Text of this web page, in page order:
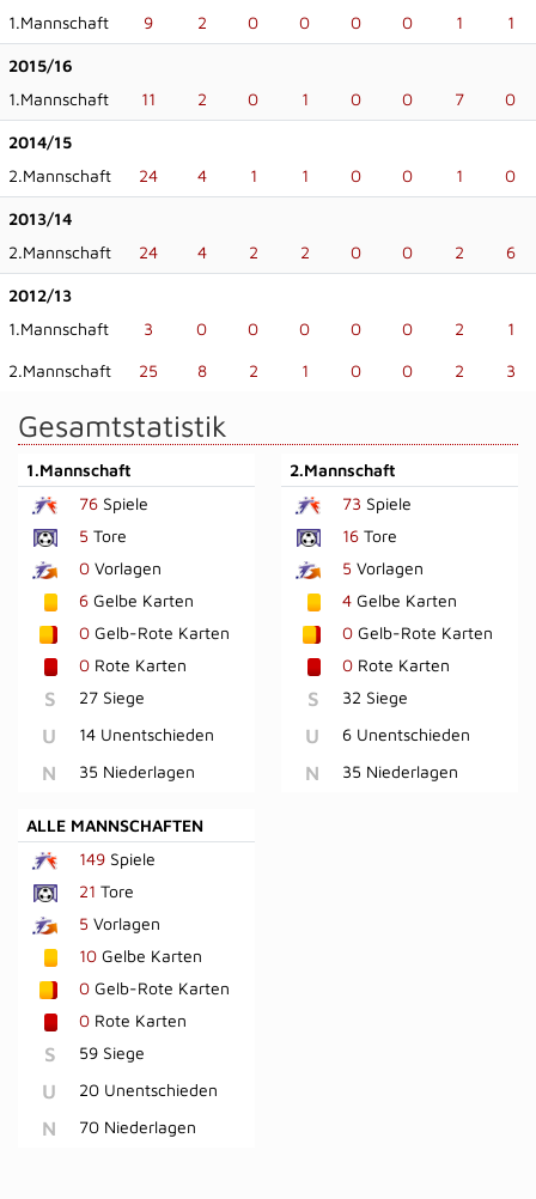
1.Mannschaft
9 2 0 0 0 0 1 1
2015/16
1.Mannschaft
11 2 0 1 0 0 7 0
2014/15
2.Mannschaft
24 4 1 1 0 0 1 0
2013/14
2.Mannschaft
24 4 2 2 0 0 2 6
2012/13
1.Mannschaft
3 0 0 0 0 0 2 1
2.Mannschaft 25 8 2 1 0 0 2 3
Gesamtstatistik
1.Mannschaft
76 Spiele
5 Tore
0 Vorlagen
6 Gelbe Karten
0 Gelb-Rote Karten
0 Rote Karten
S 27 Siege
U 14 Unentschieden
N 35 Niederlagen
2.Mannschaft
73 Spiele
16Tore
5 Vorlagen
4Gelbe Karten
0Gelb-Rote Karten
0Rote Karten
S 32 Siege
U 6 Unentschieden
N 35 Niederlagen
ALLE MANNSCHAFTEN
149 Spiele
21 Tore
5 Vorlagen
10 Gelbe Karten
0 Gelb-Rote Karten
0 Rote Karten
S 59 Siege
U 20 Unentschieden
N 70 Niederlagen